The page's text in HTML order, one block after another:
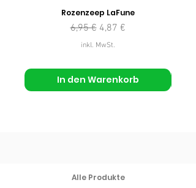
Rozenzeep LaFune
Standardpreis
6,95 € Sale-Preis
4,87 €
inkl. MwSt.
In den Warenkorb
Alle Produkte